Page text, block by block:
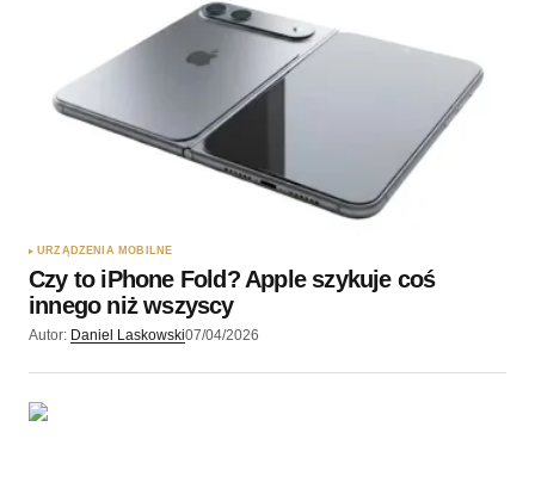
URZĄDZENIA MOBILNE
Czy to iPhone Fold? Apple szykuje coś
innego niż wszyscy
Autor: Daniel Laskowski07/04/2026